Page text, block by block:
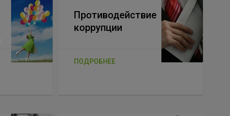
Противодействие
коррупции
ПОДРОБНЕЕ